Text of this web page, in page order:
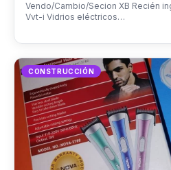
Vendo/Cambio/Secion XB Recién
Vvt-i Vidrios eléctricos…
CONSTRUCCIÓN